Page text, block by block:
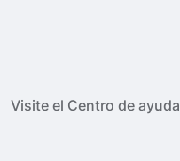
Visite el Centro de ayuda